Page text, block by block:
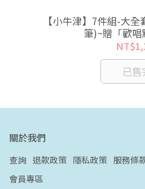
【小牛津】7件組-大
筆)~贈「歡唱
已售
關於我們
查詢 退款政策 隱私政策 服務條
會員專區